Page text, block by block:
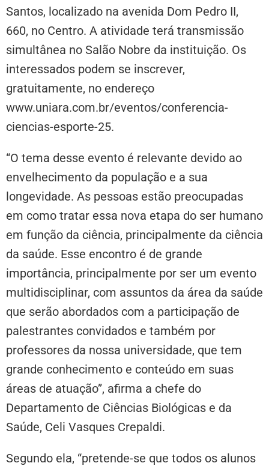
Santos, localizado na avenida Dom Pedro II,
660, no Centro. A atividade terá transmissão
simultânea no Salão Nobre da instituição. Os
interessados podem se inscrever,
gratuitamente, no endereço
www.uniara.com.br/eventos/conferencia-
ciencias-esporte-25.
“O tema desse evento é relevante devido ao
envelhecimento da população e a sua
longevidade. As pessoas estão preocupadas
em como tratar essa nova etapa do ser humano
em função da ciência, principalmente da ciência
da saúde. Esse encontro é de grande
importância, principalmente por ser um evento
multidisciplinar, com assuntos da área da saúde
que serão abordados com a participação de
palestrantes convidados e também por
professores da nossa universidade, que tem
grande conhecimento e conteúdo em suas
áreas de atuação”, afirma a chefe do
Departamento de Ciências Biológicas e da
Saúde, Celi Vasques Crepaldi.
Segundo ela, “pretende-se que todos os alunos